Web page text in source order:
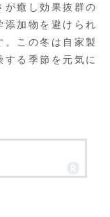
癒し効果抜群の
添加物を避けられ
この冬は自家製
る季節を元気に